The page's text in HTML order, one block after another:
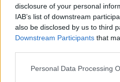
disclosure of your personal
IAB’s list of downstream
also be disclosed by us to third
Downstream Participants that
Personal Data Processing